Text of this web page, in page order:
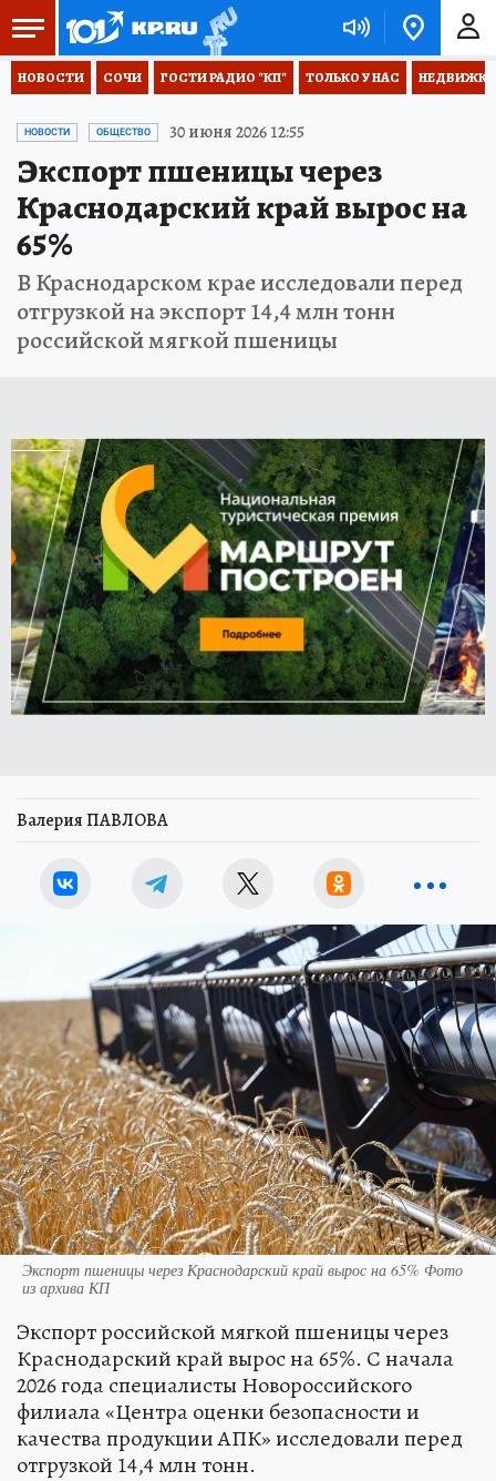
НОВОСТИ СОЧИ ГОСТИ РАДИО "КП" ТОЛЬКО У НАС НЕДВИЖКА
НОВОСТИ ОБЩЕСТВО 30 июня 2026 12:55
Экспорт пшеницы через
Краснодарский край вырос на
65%
В Краснодарском крае исследовали перед
отгрузкой на экспорт 14,4 млн тонн
российской мягкой пшеницы
Валерия ПАВЛОВА
Экспорт пшеницы через Краснодарский край вырос на 65% Фото
из архива КП
Экспорт российской мягкой пшеницы через
Краснодарский край вырос на 65%. С начала
2026 года специалисты Новороссийского
филиала «Центра оценки безопасности и
качества продукции АПК» исследовали перед
отгрузкой 14,4 млн тонн.